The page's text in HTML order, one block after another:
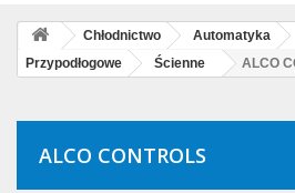
Chłodnictwo Automatyka
Przypodłogowe
Ścienne ALCO
ALCO CONTROLS